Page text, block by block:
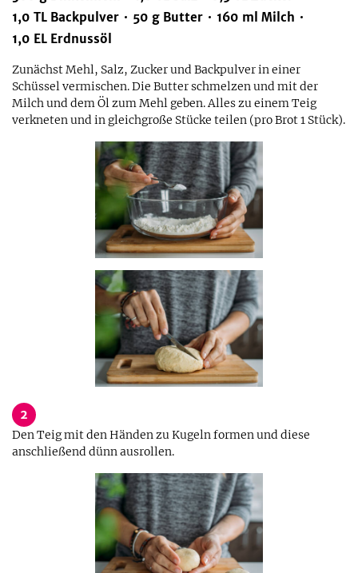
1,0 TL Backpulver 50 g Butter 160 ml Milch
1,0 EL Erdnussöl
Zunächst Mehl, Salz, Zucker und Backpulver in einer
Schüssel vermischen. Die Butter schmelzen und mit der
Milch und dem Öl zum Mehl geben. Alles zu einem Teig
verkneten und in gleichgroße Stücke teilen (pro Brot 1 Stück).
2
Den Teig mit den Händen zu Kugeln formen und diese
anschließend dünn ausrollen.